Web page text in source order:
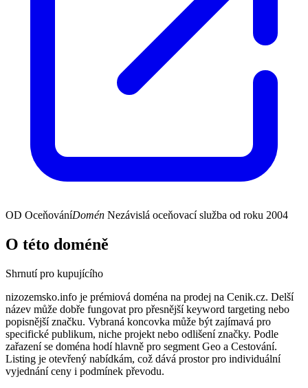
OD OceňováníDomén Nezávislá oceňovací služba od roku 2004
O této doméně
Shrnutí pro kupujícího
nizozemsko.info je prémiová doména na prodej na Cenik.cz. Delší
název může dobře fungovat pro přesnější keyword targeting nebo
popisnější značku. Vybraná koncovka může být zajímavá pro
specifické publikum, niche projekt nebo odlišení značky. Podle
zařazení se doména hodí hlavně pro segment Geo a Cestování.
Listing je otevřený nabídkám, což dává prostor pro individuální
vyjednání ceny i podmínek převodu.